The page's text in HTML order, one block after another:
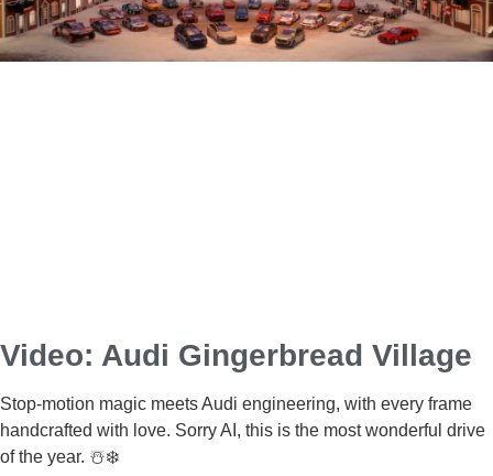
Video: Audi Gingerbread Village
Stop-motion magic meets Audi engineering, with every frame
handcrafted with love. Sorry AI, this is the most wonderful drive
of the year. ☃️❄️